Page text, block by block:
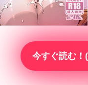
今すぐ読む！